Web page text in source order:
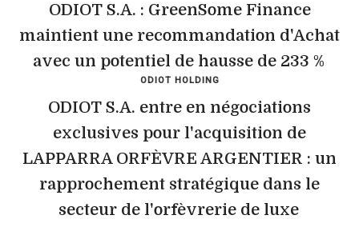
ODIOT S.A. : GreenSome Finance
maintient une recommandation d'Achat
avec un potentiel de hausse de 233 %
ODIOT HOLDING
ODIOT S.A. entre en négociations
exclusives pour l'acquisition de
LAPPARRA ORFÈVRE ARGENTIER : un
rapprochement stratégique dans le
secteur de l'orfèvrerie de luxe